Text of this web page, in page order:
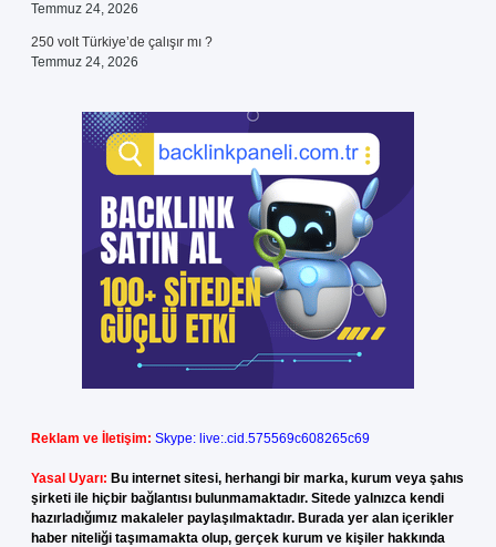
Temmuz 24, 2026
250 volt Türkiye’de çalışır mı ?
Temmuz 24, 2026
Reklam ve İletişim: Skype: live:.cid.575569c608265c69
Yasal Uyarı: Bu internet sitesi, herhangi bir marka, kurum veya şahıs
şirketi ile hiçbir bağlantısı bulunmamaktadır. Sitede yalnızca kendi
hazırladığımız makaleler paylaşılmaktadır. Burada yer alan içerikler
haber niteliği taşımamakta olup, gerçek kurum ve kişiler hakkında